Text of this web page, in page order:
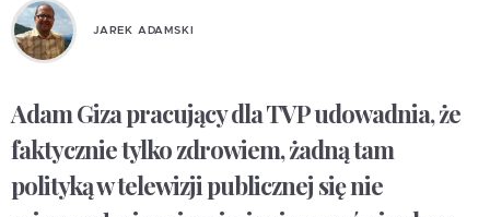
JAREK ADAMSKI
Adam Giza pracujący dla TVP udowadnia, że
faktycznie tylko zdrowiem, żadną tam
polityką w telewizji publicznej się nie